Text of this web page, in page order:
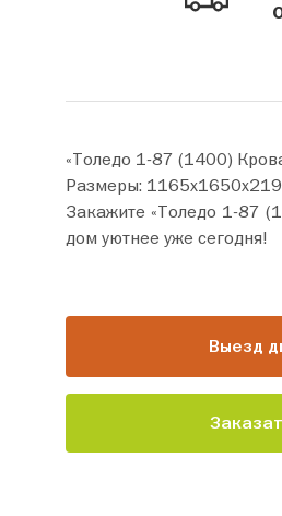
«Толедо 1-87 (1400)
Размеры:
Закажите «Толедо 1-87 (1400) Кровать» прямо
дом уютнее уже сегодня!
Выезд